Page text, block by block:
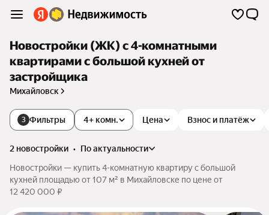
Новостройки (ЖК) с 4-комнатными
квартирами с большой кухней от
застройщика
Михайловск
3 Фильтры Цена Взнос и платёж
4+ комн.
2 новостройки •
по актуальности
Новостройки — купить 4-комнатную квартиру с большой
кухней площадью от 107 м² в Михайловске по цене от
12 420 000 ₽